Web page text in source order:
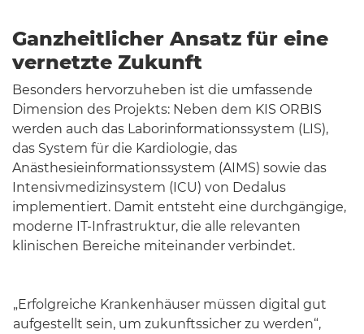
Ganzheitlicher Ansatz für eine
vernetzte Zukunft
Besonders hervorzuheben ist die umfassende
Dimension des Projekts: Neben dem KIS ORBIS
werden auch das Laborinformationssystem (LIS),
das System für die Kardiologie, das
Anästhesieinformationssystem (AIMS) sowie das
Intensivmedizinsystem (ICU) von Dedalus
implementiert. Damit entsteht eine durchgängige,
moderne IT-Infrastruktur, die alle relevanten
klinischen Bereiche miteinander verbindet.
„Erfolgreiche Krankenhäuser müssen digital gut
aufgestellt sein, um zukunftssicher zu werden“,